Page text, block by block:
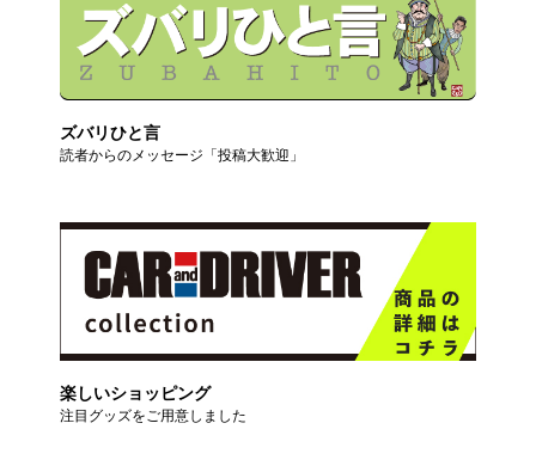
ズバリひと言
読者からのメッセージ「投稿大歓迎」
楽しいショッピング
注目グッズをご用意しました